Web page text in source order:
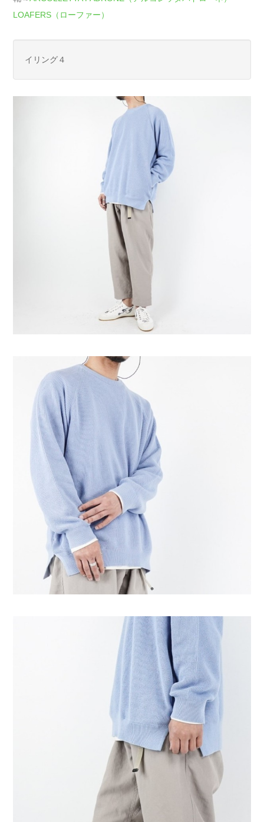
LOAFERS（ローファー）
イリング４